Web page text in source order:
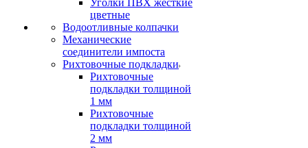
Уголки ПВХ жесткие
цветные
Водоотливные колпачки
Механические
соединители импоста
Рихтовочные подкладки
Рихтовочные
подкладки толщиной
1 мм
Рихтовочные
подкладки толщиной
2 мм